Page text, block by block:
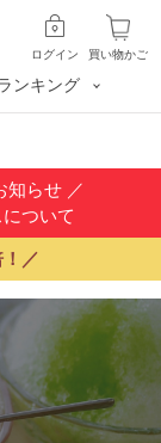
買い物かご
ログイン
ンキング
知らせ／
ついて
／